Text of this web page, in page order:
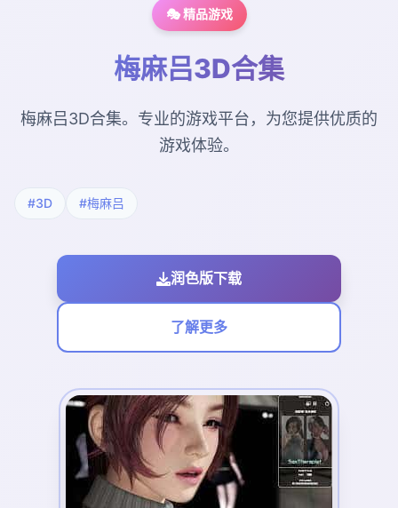
🎭 精品游戏
梅麻吕3D合集
梅麻吕3D合集。专业的游戏平台，为您提供优质的
游戏体验。
#3D #梅麻吕
润色版下载
了解更多